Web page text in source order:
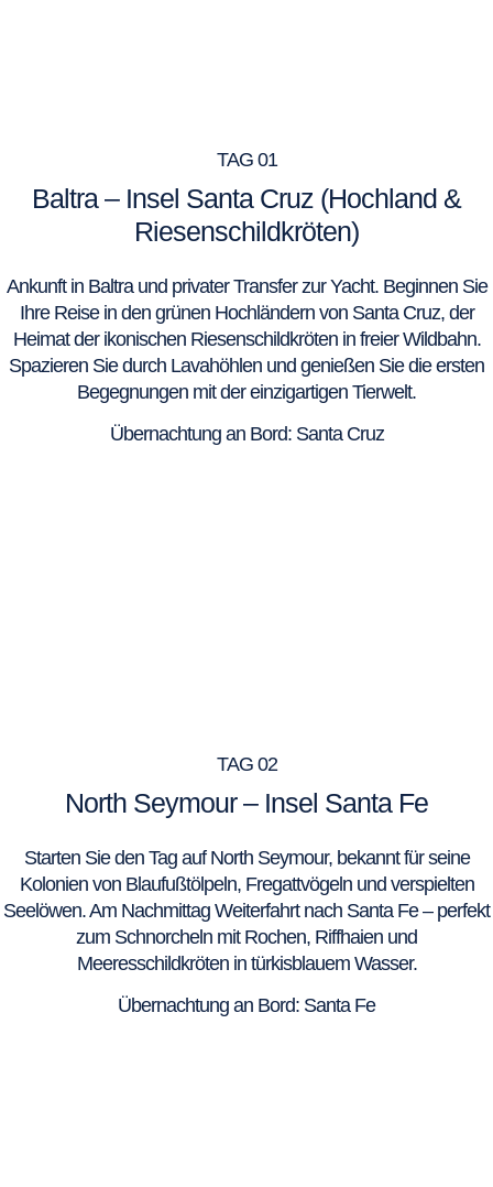
TAG 01
Baltra – Insel Santa Cruz (Hochland &
Riesenschildkröten)
Ankunft in Baltra und privater Transfer zur Yacht. Beginnen Sie
Ihre Reise in den grünen Hochländern von Santa Cruz, der
Heimat der ikonischen Riesenschildkröten in freier Wildbahn.
Spazieren Sie durch Lavahöhlen und genießen Sie die ersten
Begegnungen mit der einzigartigen Tierwelt.
Übernachtung an Bord: Santa Cruz
TAG 02
North Seymour – Insel Santa Fe
Starten Sie den Tag auf North Seymour, bekannt für seine
Kolonien von Blaufußtölpeln, Fregattvögeln und verspielten
Seelöwen. Am Nachmittag Weiterfahrt nach Santa Fe – perfekt
zum Schnorcheln mit Rochen, Riffhaien und
Meeresschildkröten in türkisblauem Wasser.
Übernachtung an Bord: Santa Fe